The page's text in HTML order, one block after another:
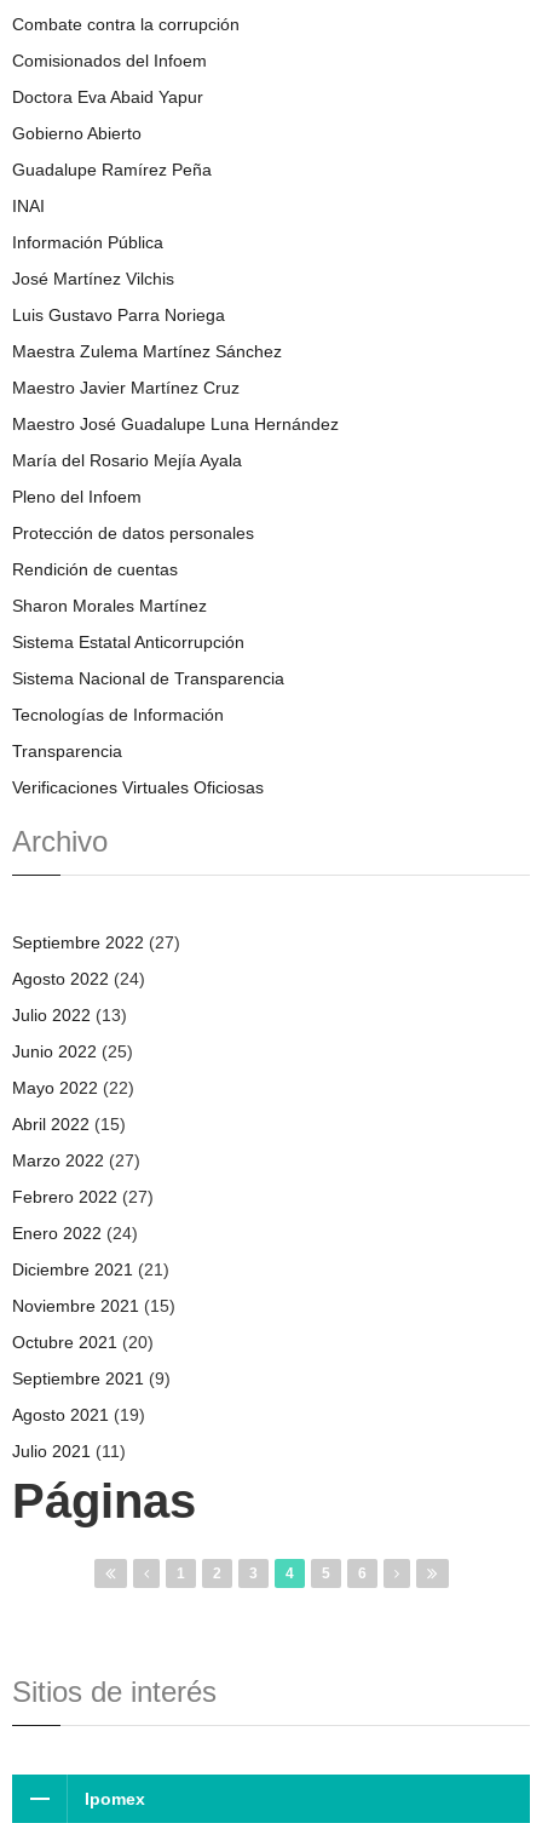
Combate contra la corrupción
Comisionados del Infoem
Doctora Eva Abaid Yapur
Gobierno Abierto
Guadalupe Ramírez Peña
INAI
Información Pública
José Martínez Vilchis
Luis Gustavo Parra Noriega
Maestra Zulema Martínez Sánchez
Maestro Javier Martínez Cruz
Maestro José Guadalupe Luna Hernández
María del Rosario Mejía Ayala
Pleno del Infoem
Protección de datos personales
Rendición de cuentas
Sharon Morales Martínez
Sistema Estatal Anticorrupción
Sistema Nacional de Transparencia
Tecnologías de Información
Transparencia
Verificaciones Virtuales Oficiosas
Archivo
Septiembre 2022 (27)
Agosto 2022 (24)
Julio 2022 (13)
Junio 2022 (25)
Mayo 2022 (22)
Abril 2022 (15)
Marzo 2022 (27)
Febrero 2022 (27)
Enero 2022 (24)
Diciembre 2021 (21)
Noviembre 2021 (15)
Octubre 2021 (20)
Septiembre 2021 (9)
Agosto 2021 (19)
Julio 2021 (11)
Páginas
1 2 3 4 5 6
Sitios de interés
Ipomex